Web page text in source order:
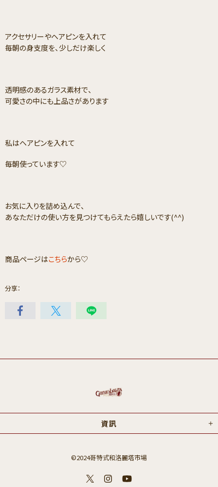
アクセサリーやヘアピンを入れて
毎朝の身支度を、少しだけ楽しく
透明感のあるガラス素材で、
可愛さの中にも上品さがあります
私はヘアピンを入れて
毎朝使っています♡
お気に入りを詰め込んで、
あなただけの使い方を見つけてもらえたら嬉しいです(^^)
商品ページはこちらから♡
分享：
資訊
©2024哥特式和洛麗塔市場